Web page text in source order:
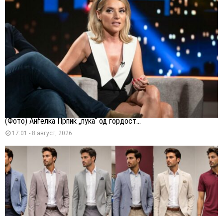
(Фото) Анѓелка Прпиќ „пука“ од гордост...
17:01 - 8 август, 2026